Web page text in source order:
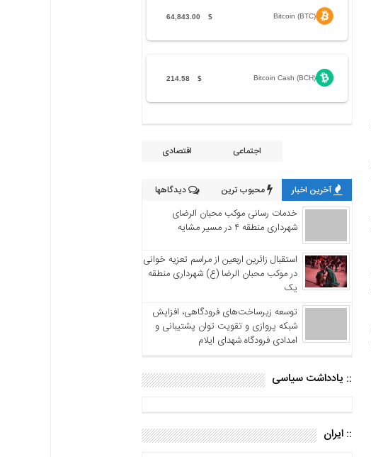
Bitcoin (BTC)
$
64,843.00
Bitcoin Cash (BCH)
$
214.58
اجتماعی اقتصادی
آخرین اخبار محبوب ترین دیدگاهها
خدمات رسانی موکب محبان الرضای
شهرداری منطقه ۴ در مسیر مشایه
استقبال زائرین اربعین از مراسم تعزیه خوانی
در موکب محبان الرضا (ع) شهرداری منطقه
یک
توسعه زیرساخت‌های فرودگاهی، افزایش
شبکه پروازی و تقویت توان پشتیبانی و
امدادی فرودگاه شهدای ایلام
:: یادداشت سیاسی
:: ایران